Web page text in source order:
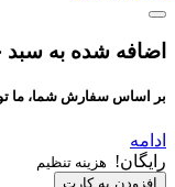
اضافه شده به سبد
بر اساس سفارش شما، ما
ادامه
رایگان! هزینه تنظیم
افزودن به کارت